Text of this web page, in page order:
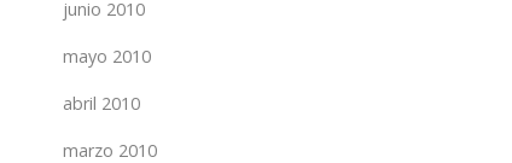
junio 2010
mayo 2010
abril 2010
marzo 2010